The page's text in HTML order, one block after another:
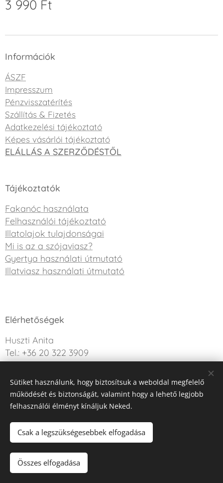
3 990 Ft
Információk
ÁSZF
Impresszum
Pénzvisszatérítés
Szállítás & Fizetés
Adatkezelési tájékoztató
Képes vásárlói tájékoztató
ELÁLLÁS A SZERZŐDÉSTŐL
Tájékoztatók
Fakanóc használata
Felhasználói tájékoztató
Illatolajok tulajdonságai
Mi is az a szójaviasz?
Gyertya használati útmutató
Illatviasz használati útmutató
Elérhetőségek
Huszti Anita
Tel.: +36 20 322 3909
Kérdésed van? Írj nekünk!
Az oldalt a Webnode működteti
Sütiket használunk, hogy biztosítsuk a weboldal megfelelő
működését és biztonságát, valamint hogy a lehető legjobb
felhasználói élményt kínáljuk Neked.
Csak a legszükségesebbek elfogadása
Összes elfogadása